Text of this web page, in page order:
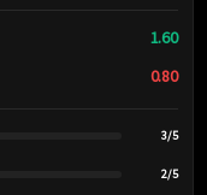
1.60
0.80
3/5
2/5